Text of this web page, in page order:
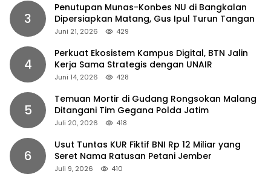
3
Penutupan Munas-Konbes NU di Bangkalan
Dipersiapkan Matang, Gus Ipul Turun Tangan
Juni 21, 2026 429
4
Perkuat Ekosistem Kampus Digital, BTN Jalin
Kerja Sama Strategis dengan UNAIR
Juni 14, 2026 428
5
Temuan Mortir di Gudang Rongsokan Malang
Ditangani Tim Gegana Polda Jatim
Juli 20, 2026 418
6
Usut Tuntas KUR Fiktif BNI Rp 12 Miliar yang
Seret Nama Ratusan Petani Jember
Juli 9, 2026 410